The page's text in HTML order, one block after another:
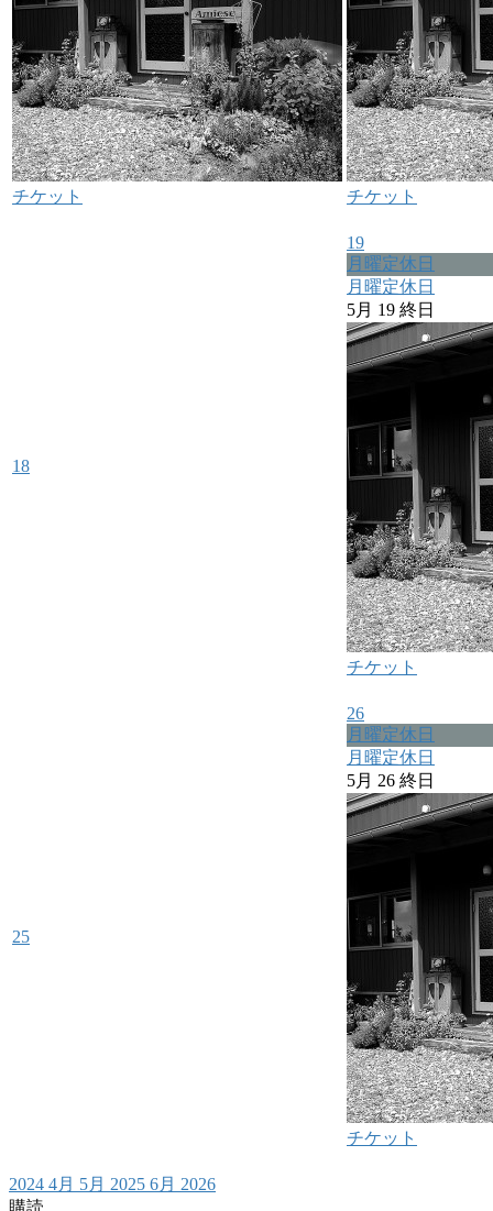
チケット チケット
18
19
月曜定休日
月曜定休日
5月 19 終日
チケット
25
26
月曜定休日
月曜定休日
5月 26 終日
チケット
2024 4月 5月 2025 6月 2026